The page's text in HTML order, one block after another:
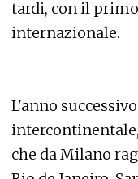
tardi, con il
internazionale.
L'anno
che da Milano